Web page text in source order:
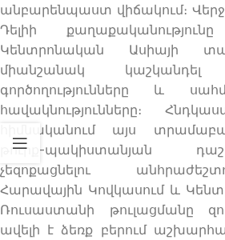
անբարենպաստ վիճակում։
Դելիի
Կենտրոնական Ասիայի
միանշանակ
գործողությունները և
հավակնությունները։
հիմնականում այս
թուրք-պակիստանյան
չեզոքացնելու
Հարավային Կովկասում և
Ռուսաստանի թուլացմանը
ավելի է ձեռք բերում